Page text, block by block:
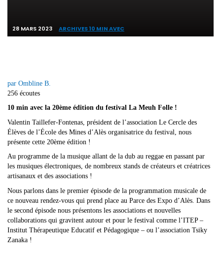
28 MARS 2023 ARCHIVES 10 MIN AVEC
par Ombline B.
256 écoutes
10 min avec la 20ème édition du festival La Meuh Folle !
Valentin Taillefer-Fontenas, président de l’association Le Cercle des
Élèves de l’École des Mines d’Alès organisatrice du festival, nous
présente cette 20ème édition !
Au programme de la musique allant de la dub au reggae en passant par
les musiques électroniques, de nombreux stands de créateurs et créatrices
artisanaux et des associations !
Nous parlons dans le premier épisode de la programmation musicale de
ce nouveau rendez-vous qui prend place au Parce des Expo d’Alès. Dans
le second épisode nous présentons les associations et nouvelles
collaborations qui gravitent autour et pour le festival comme l’ITEP –
Institut Thérapeutique Educatif et Pédagogique – ou l’association Tsiky
Zanaka !